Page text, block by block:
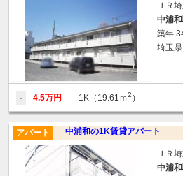
ＪＲ
中浦
築年
埼玉
- 4.5万円 1K（19.61ｍ2 ）
中浦和の1K賃貸アパート
アパート
ＪＲ
中浦